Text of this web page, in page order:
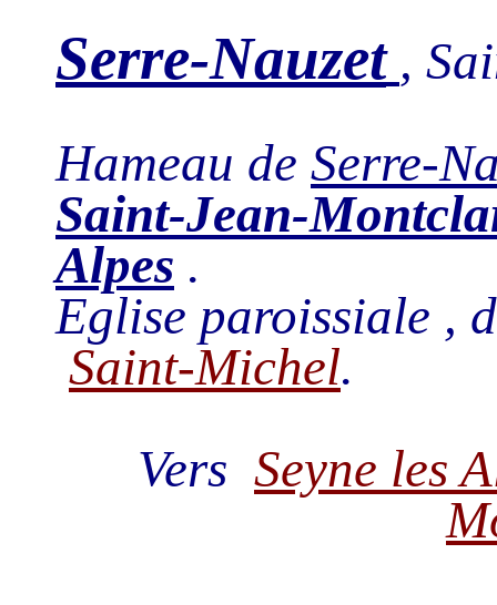
Serre-Nauzet ,
Hameau de Serre-
Saint-Jean-
Alpes .
Eglise paroissiale ,
Saint-Michel.
Vers Seyne les